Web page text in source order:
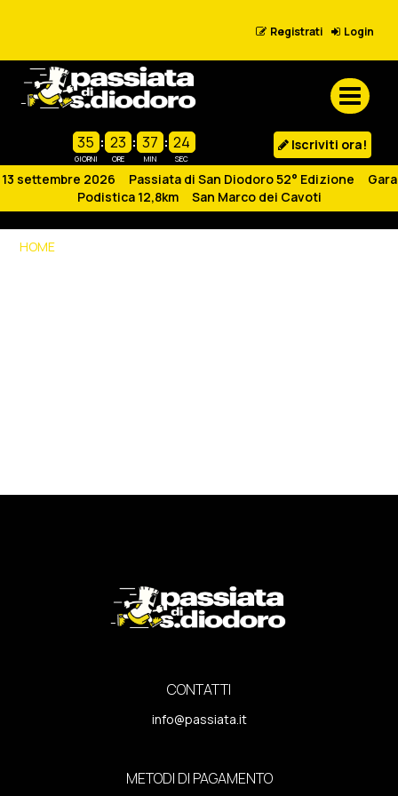
Login
Registrati
24
SEC
:
37
MIN
:
23
ORE
:
35
GIORNI
Iscriviti ora!
13 settembre 2026 Passiata di San Diodoro 52° Edizione Gara
Podistica 12,8km San Marco dei Cavoti
HOME
CONTATTI
info@passiata.it
METODI DI PAGAMENTO